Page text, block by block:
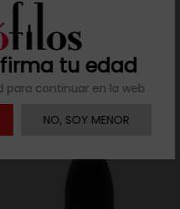
tu edad
para continuar en la web
NO, SOY MENOR
PROMO/ -35%